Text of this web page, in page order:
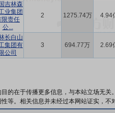
吉林森
业集团
限责任
公...
2 1275.74万 4.94
长白山
集团有
公司
3 694.77万 2.69
的在于传播更多信息，与本站立场无
等。相关信息并未经过本网站证实，不